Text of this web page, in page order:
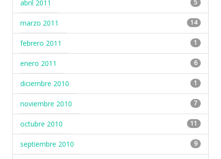
abril 2011 5
marzo 2011 14
febrero 2011 1
enero 2011 6
diciembre 2010 1
noviembre 2010 7
octubre 2010 11
septiembre 2010 9